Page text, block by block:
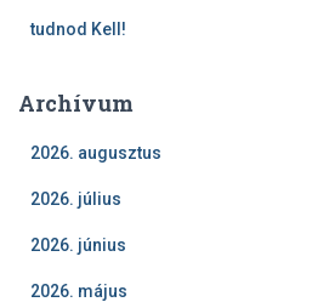
tudnod Kell!
Archívum
2026. augusztus
2026. július
2026. június
2026. május